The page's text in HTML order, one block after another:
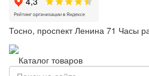
Тосно, проспект Ленина 71 Часы
Каталог товаров